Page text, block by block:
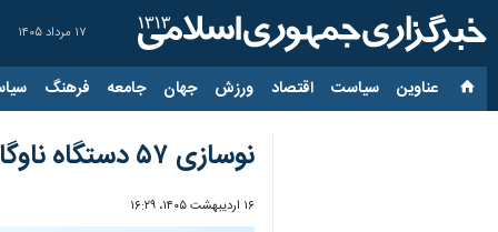
۱۷ مرداد ۱۴۰۵
عناوین‌ سیاست اقتصاد ورزش جهان جامعه فرهنگ
نوسازی ۵۷ دستگاه ناوگان مسافری خراسان شمالی با تسهیلات تبصره ۱۸
۱۶ اردیبهشت ۱۴۰۵، ۱۶:۲۹